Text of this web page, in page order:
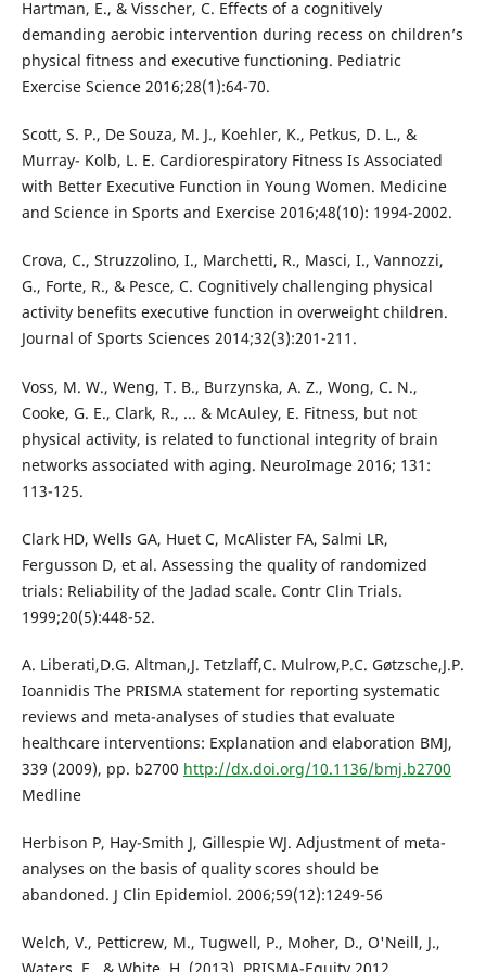
Hartman, E., & Visscher, C. Effects of a cognitively
demanding aerobic intervention during recess on children’s
physical fitness and executive functioning. Pediatric
Exercise Science 2016;28(1):64-70.
Scott, S. P., De Souza, M. J., Koehler, K., Petkus, D. L., &
Murray- Kolb, L. E. Cardiorespiratory Fitness Is Associated
with Better Executive Function in Young Women. Medicine
and Science in Sports and Exercise 2016;48(10): 1994-2002.
Crova, C., Struzzolino, I., Marchetti, R., Masci, I., Vannozzi,
G., Forte, R., & Pesce, C. Cognitively challenging physical
activity benefits executive function in overweight children.
Journal of Sports Sciences 2014;32(3):201-211.
Voss, M. W., Weng, T. B., Burzynska, A. Z., Wong, C. N.,
Cooke, G. E., Clark, R., ... & McAuley, E. Fitness, but not
physical activity, is related to functional integrity of brain
networks associated with aging. NeuroImage 2016; 131:
113-125.
Clark HD, Wells GA, Huet C, McAlister FA, Salmi LR,
Fergusson D, et al. Assessing the quality of randomized
trials: Reliability of the Jadad scale. Contr Clin Trials.
1999;20(5):448-52.
A. Liberati,D.G. Altman,J. Tetzlaff,C. Mulrow,P.C. Gøtzsche,J.P.
Ioannidis The PRISMA statement for reporting systematic
reviews and meta-analyses of studies that evaluate
healthcare interventions: Explanation and elaboration BMJ,
339 (2009), pp. b2700 http://dx.doi.org/10.1136/bmj.b2700
Medline
Herbison P, Hay-Smith J, Gillespie WJ. Adjustment of meta-
analyses on the basis of quality scores should be
abandoned. J Clin Epidemiol. 2006;59(12):1249-56
Welch, V., Petticrew, M., Tugwell, P., Moher, D., O'Neill, J.,
Waters, E., & White, H. (2013). PRISMA-Equity 2012